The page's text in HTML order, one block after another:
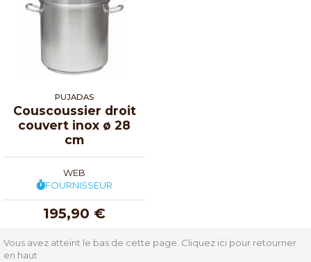
PUJADAS
Couscoussier droit
couvert inox ø 28
cm
WEB
FOURNISSEUR
195,90 €
Vous avez atteint le bas de cette page. Cliquez ici pour retourner
en haut